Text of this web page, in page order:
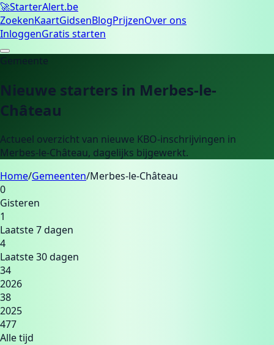
🚀StarterAlert.be
ZoekenKaartGidsenBlogPrijzenOver ons
InloggenGratis starten
Gemeente
Nieuwe starters in Merbes-le-
Château
Actueel overzicht van nieuwe KBO-inschrijvingen in
Merbes-le-Château, dagelijks bijgewerkt.
Home/Gemeenten/Merbes-le-Château
0
Gisteren
1
Laatste 7 dagen
4
Laatste 30 dagen
34
2026
38
2025
477
Alle tijd